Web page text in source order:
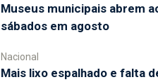
Museus municipais abrem
sábados em agosto
Nacional
Mais lixo espalhado e falta